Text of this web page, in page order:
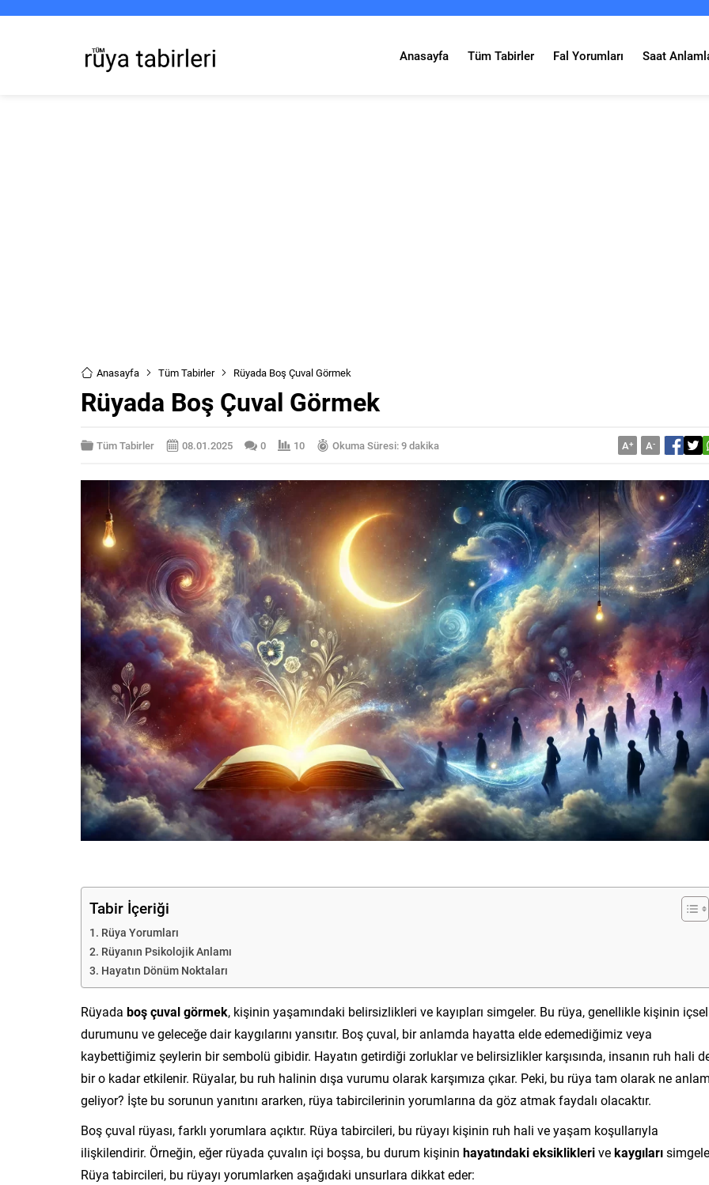
Anasayfa Tüm Tabirler Fal Yorumları Saat
Anasayfa Tüm Tabirler Rüyada Boş Çuval Görmek
Rüyada Boş Çuval Görmek
Tüm Tabirler 08.01.2025 0 10 Okuma Süresi: 9 dakika A+ A-
Tabir İçeriği
Rüya Yorumları
Rüyanın Psikolojik Anlamı
Hayatın Dönüm Noktaları
Rüyada boş çuval görmek, kişinin yaşamındaki belirsizlikleri ve kayıpları simgeler. Bu rüya, genellikle kişinin içsel
durumunu ve geleceğe dair kaygılarını yansıtır. Boş çuval, bir anlamda hayatta elde edemediğimiz veya
kaybettiğimiz şeylerin bir sembolü gibidir. Hayatın getirdiği zorluklar ve belirsizlikler karşısında, insanın ruh hali
bir o kadar etkilenir. Rüyalar, bu ruh halinin dışa vurumu olarak karşımıza çıkar. Peki, bu rüya tam olarak ne
geliyor? İşte bu sorunun yanıtını ararken, rüya tabircilerinin yorumlarına da göz atmak faydalı olacaktır.
Boş çuval rüyası, farklı yorumlara açıktır. Rüya tabircileri, bu rüyayı kişinin ruh hali ve yaşam koşullarıyla
ilişkilendirir. Örneğin, eğer rüyada çuvalın içi boşsa, bu durum kişinin hayatındaki eksikliklerivekaygıları
Rüya tabircileri, bu rüyayı yorumlarken aşağıdaki unsurlara dikkat eder: